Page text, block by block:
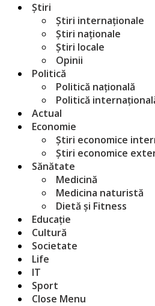
Știri
Știri internaționale
Știri naționale
Știri locale
Opinii
Politică
Politică națională
Politică
Actual
Economie
Știri economice
Știri economice
Sănătate
Medicină
Medicina naturistă
Dietă și Fitness
Educație
Cultură
Societate
Life
IT
Sport
Close Menu